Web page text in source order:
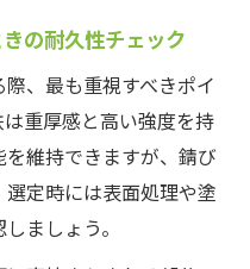
の耐久性チェック
、最も重視すべきポイ
重厚感と高い強度を持
維持できますが、錆び
定時には表面処理や塗
ましょう。